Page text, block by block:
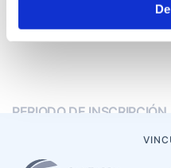
PERIODO DE INSCRIPCIÓN